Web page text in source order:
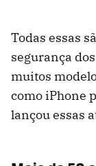
Todas essas
segurança
muitos
como iPhone
lançou essas